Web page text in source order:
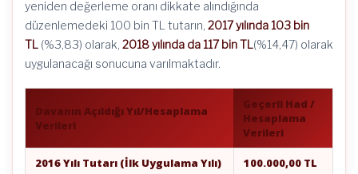
yeniden değerleme oranı dikkate alındığında
düzenlemedeki 100 bin TL tutarın, 2017 yılında 103 bin
TL (%3,83) olarak, 2018 yılında da 117 bin TL(%14,47) olarak
uygulanacağı sonucuna varılmaktadır.
Davanın Açıldığı Yıl/Hesaplama
Verileri
Geçerli Had /
Hesaplama
Verileri
2016 Yılı Tutarı (İlk Uygulama Yılı) 100.000,00 TL